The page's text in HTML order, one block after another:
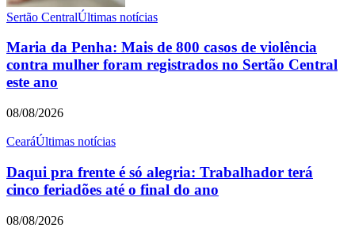
Sertão CentralÚltimas notícias
Maria da Penha: Mais de 800 casos de violência
contra mulher foram registrados no Sertão Central
este ano
08/08/2026
CearáÚltimas notícias
Daqui pra frente é só alegria: Trabalhador terá
cinco feriadões até o final do ano
08/08/2026